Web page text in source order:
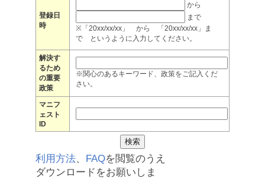
登録日
時
から
まで
※「20xx/xx/xx」 から 「20xx/xx/xx」ま
で というように入力してください。
解決す
るため
の重要
政策
※関心のあるキーワード、政策をご記入くだ
さい。
マニフ
ェスト
ID
利用方法、 FAQを閲覧のうえ
ダウンロードをお願いしま